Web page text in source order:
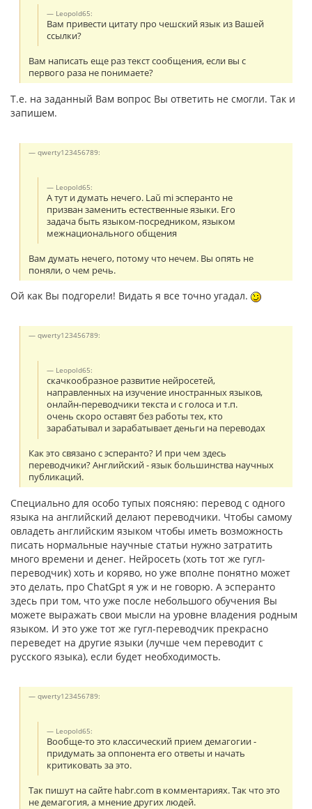
Leopold65:
Вам привести цитату про чешский язык из Вашей
ссылки?
Вам написать еще раз текст сообщения, если вы с
первого раза не понимаете?
Т.е. на заданный Вам вопрос Вы ответить не смогли. Так и
запишем.
qwerty123456789:
Leopold65:
А тут и думать нечего. Laŭ mi эсперанто не
призван заменить естественные языки. Его
задача быть языком-посредником, языком
межнационального общения
Вам думать нечего, потому что нечем. Вы опять не
поняли, о чем речь.
Ой как Вы подгорели! Видать я все точно угадал.
qwerty123456789:
Leopold65:
скачкообразное развитие нейросетей,
направленных на изучение иностранных языков,
онлайн-переводчики текста и с голоса и т.п.
очень скоро оставят без работы тех, кто
зарабатывал и зарабатывает деньги на переводах
Как это связано с эсперанто? И при чем здесь
переводчики? Английский - язык большинства научных
публикаций.
Специально для особо тупых поясняю: перевод с одного
языка на английский делают переводчики. Чтобы самому
овладеть английским языком чтобы иметь возможность
писать нормальные научные статьи нужно затратить
много времени и денег. Нейросеть (хоть тот же гугл-
переводчик) хоть и коряво, но уже вполне понятно может
это делать, про ChatGpt я уж и не говорю. А эсперанто
здесь при том, что уже после небольшого обучения Вы
можете выражать свои мысли на уровне владения родным
языком. И это уже тот же гугл-переводчик прекрасно
переведет на другие языки (лучше чем переводит с
русского языка), если будет необходимость.
qwerty123456789:
Leopold65:
Вообще-то это классический прием демагогии -
придумать за оппонента его ответы и начать
критиковать за это.
Так пишут на сайте habr.com в комментариях. Так что это
не демагогия, а мнение других людей.